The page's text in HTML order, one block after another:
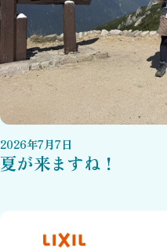
2026年7月7日
夏が来ますね！